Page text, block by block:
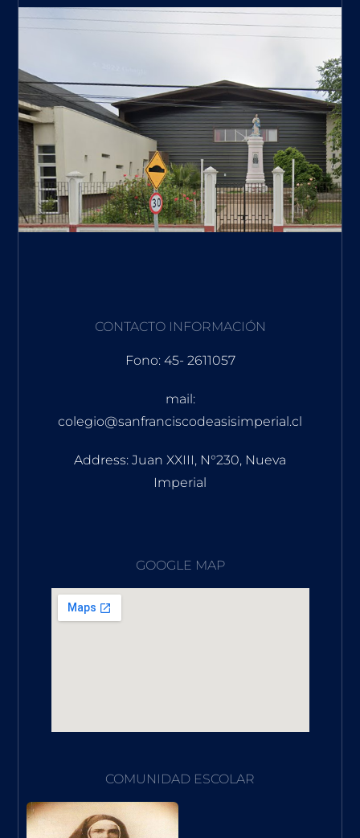
CONTACTO INFORMACIÓN
Fono: 45- 2611057
mail:
colegio@sanfranciscodeasisimperial.cl
Address: Juan XXIII, N°230, Nueva
Imperial
GOOGLE MAP
COMUNIDAD ESCOLAR